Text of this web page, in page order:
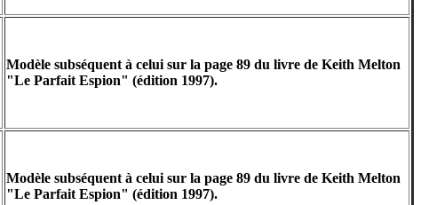
Modèle subséquent à celui sur la page 89 du livre de Keith Melton
"Le Parfait Espion" (édition 1997).
Modèle subséquent à celui sur la page 89 du livre de Keith Melton
"Le Parfait Espion" (édition 1997).